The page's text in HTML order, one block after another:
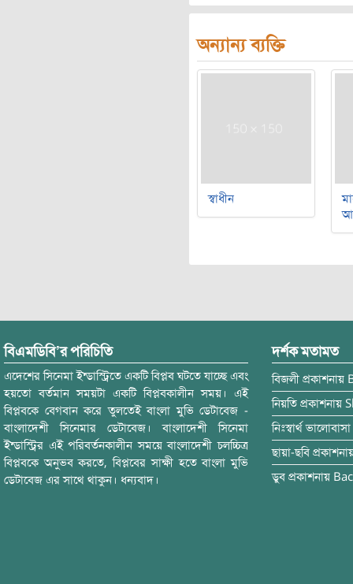
অন্যান্য ব্যক্তি
স্বাধীন
বিএমডিবি’র পরিচিতি
এদেশের সিনেমা ইন্ডাস্ট্রিতে একটি বিপ্লব ঘটতে যাচ্ছে এবং
হয়তো বর্তমান সময়টা একটি বিপ্লবকালীন সময়। এই
বিপ্লবকে বেগবান করে তুলতেই বাংলা মুভি ডেটাবেজ -
বাংলাদেশী সিনেমার ডেটাবেজ। বাংলাদেশী সিনেমা
ইন্ডাস্ট্রির এই পরিবর্তনকালীন সময়ে বাংলাদেশী চলচ্চিত্র
বিপ্লবকে অনুভব করতে, বিপ্লবের সাক্ষী হতে বাংলা মুভি
ডেটাবেজ এর সাথে থাকুন। ধন্যবাদ।
দর্শক মতামত
বিজলী প্রকাশনায়
নিয়তি প্রকাশনায়
নিঃস্বার্থ ভালোবাসা
ছায়া-ছবি
ডুব প্রকাশনায়